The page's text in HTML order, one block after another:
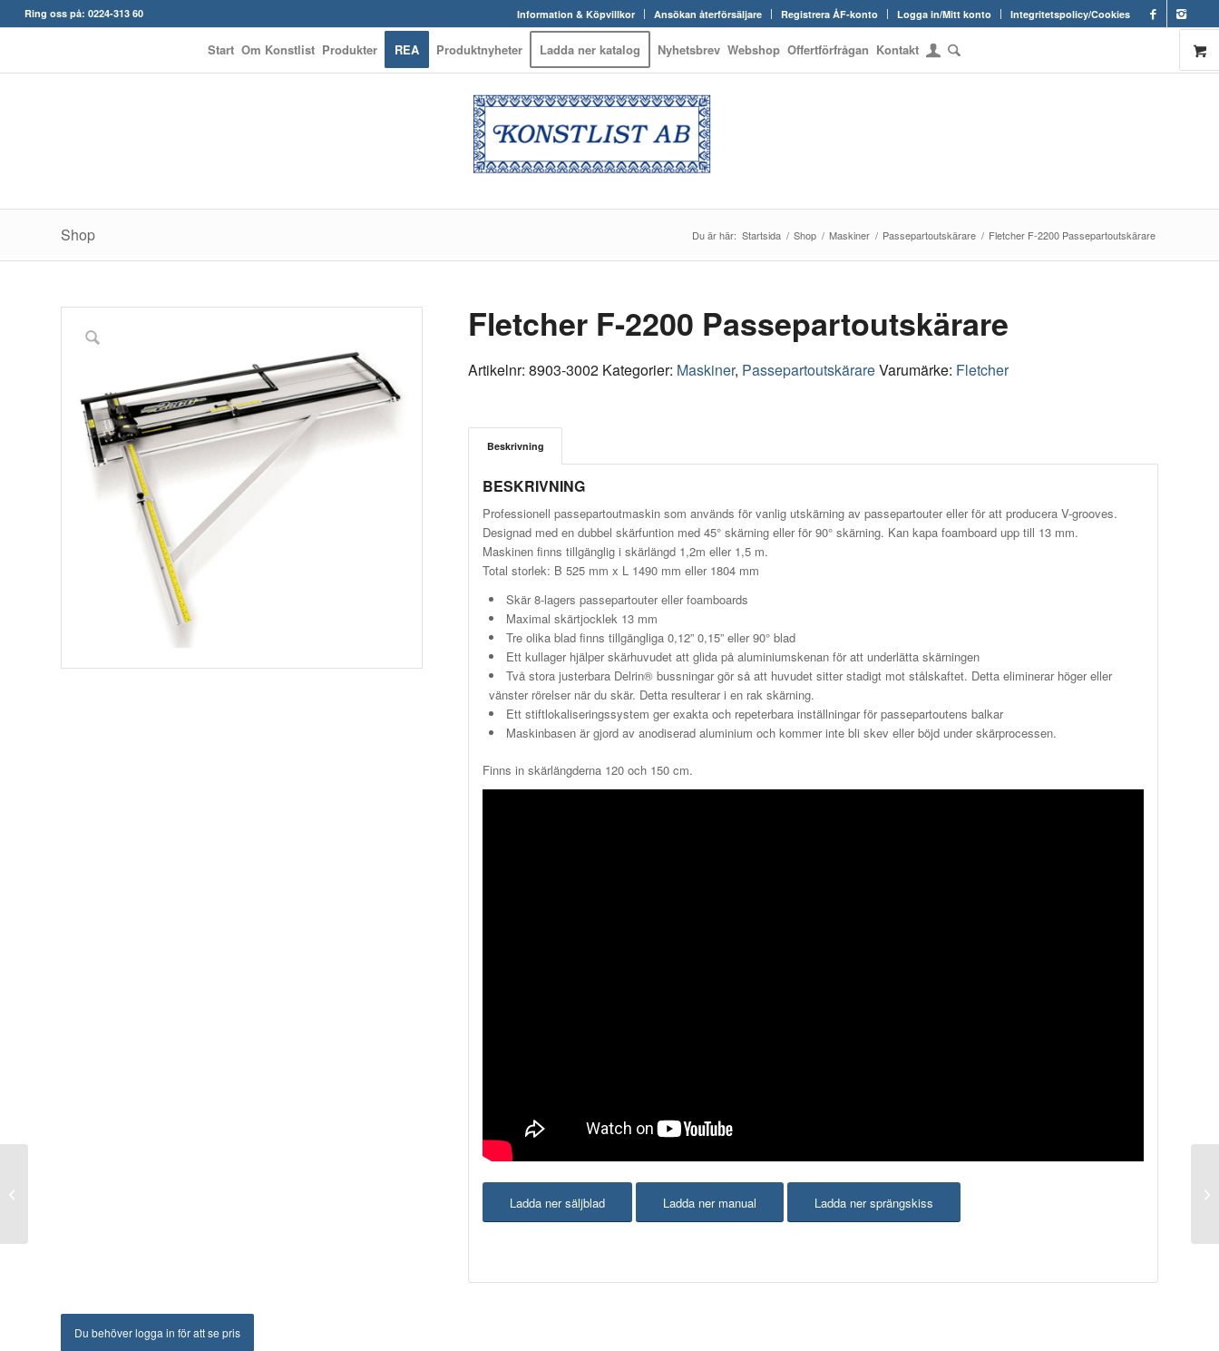
Information & Köpvillkor Ansökan återförsäljare Registrera ÅF-konto Logga in/Mitt konto Integritetspolicy/Cookies
Ring oss på: 0224-313 60
Start Om Konstlist Produkter REA Produktnyheter Ladda ner katalog Nyhetsbrev Webshop Offertförfrågan Kontakt
Shop Du är här: Startsida / Shop / Maskiner / Passepartoutskärare / Fletcher F-2200 Passepartoutskärare
Fletcher F-2200 Passepartoutskärare
Artikelnr:8903-3002 Kategorier: Maskiner, PassepartoutskärareVarumärke: Fletcher
Beskrivning
BESKRIVNING
Professionell passepartoutmaskin som används för vanlig utskärning av passepartouter eller för att producera V-grooves.
Designad med en dubbel skärfuntion med 45° skärning eller för 90° skärning. Kan kapa foamboard upp till 13 mm.
Maskinen finns tillgänglig i skärlängd 1,2m eller 1,5 m.
Total storlek: B 525 mm x L 1490 mm eller 1804 mm
Skär 8-lagers passepartouter eller foamboards
Maximal skärtjocklek 13 mm
Tre olika blad finns tillgängliga 0,12” 0,15” eller 90° blad
Ett kullager hjälper skärhuvudet att glida på aluminiumskenan för att underlätta skärningen
Två stora justerbara Delrin® bussningar gör så att huvudet sitter stadigt mot stålskaftet. Detta eliminerar höger eller
vänster rörelser när du skär. Detta resulterar i en rak skärning.
Ett stiftlokaliseringssystem ger exakta och repeterbara inställningar för passepartoutens balkar
Maskinbasen är gjord av anodiserad aluminium och kommer inte bli skev eller böjd under skärprocessen.
Finns in skärlängderna 120 och 150 cm.
Ladda ner säljblad Ladda ner manual Ladda ner sprängskiss
Du behöver logga in för att se pris